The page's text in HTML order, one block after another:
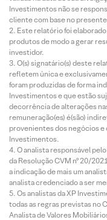
Investimentos não se
cliente com base no
Este relatório foi
produtos de modo a gerar
investidor.
O(s) signatário(s) deste
refletem única e
foram produzidas de forma
Investimentos e que estão
decorrência de alterações
remuneração(es) é(são)
provenientes dos negócios e
Investimentos.
O analista responsável
da Resolução CVM nº 20/
a indicação de mais um
analista credenciado a ser
Os analistas da XP
todas as regras previstas no
Analista de Valores